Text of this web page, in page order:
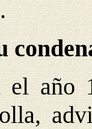
el año